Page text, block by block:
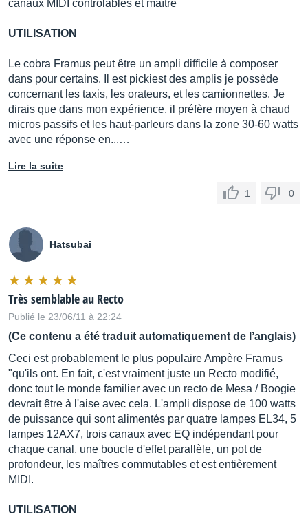
canaux MIDI contrôlables et maître
UTILISATION
Le cobra Framus peut être un ampli difficile à composer
dans pour certains. Il est pickiest des amplis je possède
concernant les taxis, les orateurs, et les camionnettes. Je
dirais que dans mon expérience, il préfère moyen à chaud
micros passifs et les haut-parleurs dans la zone 30-60 watts
avec une réponse en...…
Lire la suite
1 0
Hatsubai
Très semblable au Recto
Publié le 23/06/11 à 22:24
(Ce contenu a été traduit automatiquement de l’anglais)
Ceci est probablement le plus populaire Ampère Framus
"qu'ils ont. En fait, c'est vraiment juste un Recto modifié,
donc tout le monde familier avec un recto de Mesa / Boogie
devrait être à l'aise avec cela. L'ampli dispose de 100 watts
de puissance qui sont alimentés par quatre lampes EL34, 5
lampes 12AX7, trois canaux avec EQ indépendant pour
chaque canal, une boucle d'effet parallèle, un pot de
profondeur, les maîtres commutables et est entièrement
MIDI.
UTILISATION